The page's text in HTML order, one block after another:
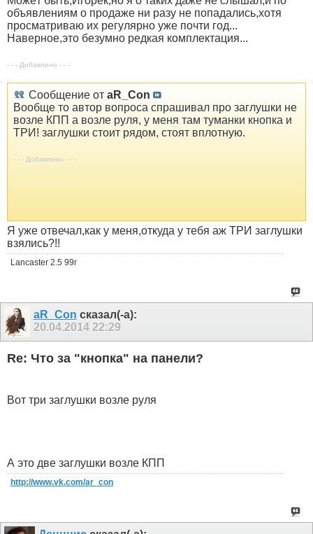
объявлениям о продаже ни разу не попадались,хотя
просматриваю их регулярно уже почти год...
Наверное,это безумно редкая комплектация...
- - - Добавлено - - -
Сообщение от aR_Con
Вообще то автор вопроса спрашивал про заглушки не
возле КПП а возле руля, у меня там туманки кнопка и
ТРИ! заглушки стоит рядом, стоят вплотную.
- - - Добавлено - - -
Я уже отвечал,как у меня,откуда у тебя аж ТРИ заглушки
взялись?!!
Lancaster 2.5 99г
aR_Con сказал(-а):
20.04.2014 22:29
Re: Что за "кнопка" на панели?
Вот три заглушки возле руля
А это две заглушки возле КПП
http://www.vk.com/ar_con